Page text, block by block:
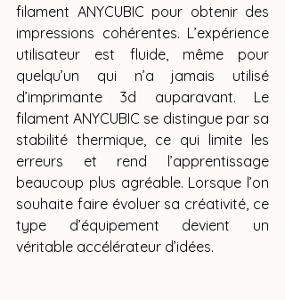
filament ANYCUBIC pour obtenir des
impressions cohérentes. L’expérience
utilisateur est fluide, même pour
quelqu’un qui n’a jamais utilisé
d’imprimante 3d auparavant. Le
filament ANYCUBIC se distingue par sa
stabilité thermique, ce qui limite les
erreurs et rend l’apprentissage
beaucoup plus agréable. Lorsque l’on
souhaite faire évoluer sa créativité, ce
type d’équipement devient un
véritable accélérateur d’idées.